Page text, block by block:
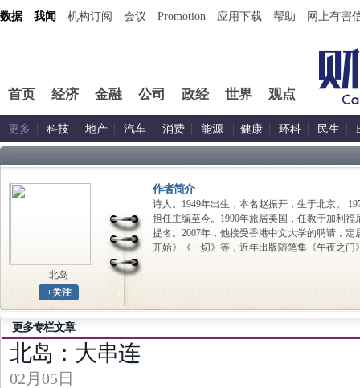
数据 我闻 机构订阅 会议 Promotion 应用下载 帮助 网上有害
首页 经济 金融 公司 政经 世界 观点
更多 科技 地产 汽车 消费 能源 健康 环科 民生
北岛
+关注
作者简介
诗人。1949年出生，本名赵振开，生于北京。
担任主编至今。1990年旅居美国，任教于加利
提名。2007年，他接受香港中文大学的聘请，
开始》《一切》等，近年出版随笔集《午夜之
更多专栏文章
北岛：大串连
02月05日